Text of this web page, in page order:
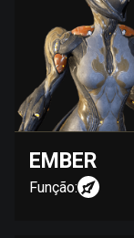
EMBER
Função: